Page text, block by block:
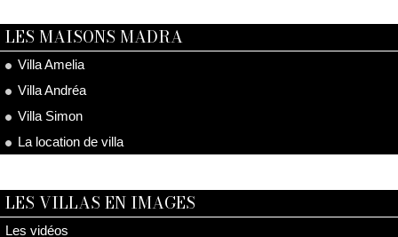
LES MAISONS MADRA
Villa Amelia
Villa Andréa
Villa Simon
La location de villa
LES VILLAS EN IMAGES
Les vidéos